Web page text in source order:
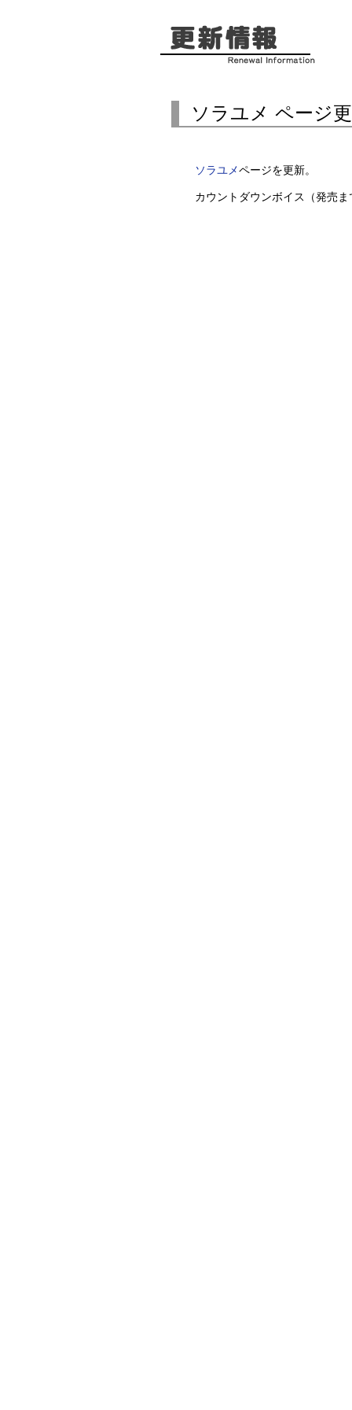
ソラユメ ページ
ソラユメページを更新。
カウントダウンボイス（発売